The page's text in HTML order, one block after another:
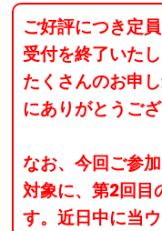
ご好評につき定
受付を終了いたし
たくさんのお申
にありがとうござ
なお、今回ご参
対象に、第2回目
す。近日中に当